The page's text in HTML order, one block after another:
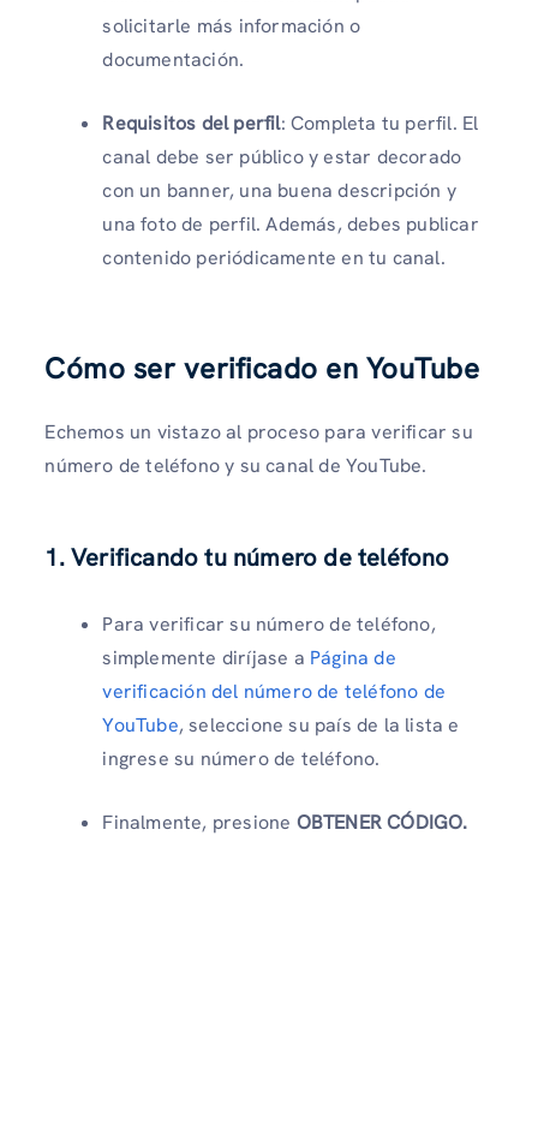
solicitarle más información o
documentación.
Requisitos del perfil: Completa tu perfil. El
canal debe ser público y estar decorado
con un banner, una buena descripción y
una foto de perfil. Además, debes publicar
contenido periódicamente en tu canal.
Cómo ser verificado en YouTube
Echemos un vistazo al proceso para verificar su
número de teléfono y su canal de YouTube.
1. Verificando tu número de teléfono
Para verificar su número de teléfono,
simplemente diríjase a Página de
verificación del número de teléfono de
YouTube, seleccione su país de la lista e
ingrese su número de teléfono.
Finalmente, presione OBTENER CÓDIGO.